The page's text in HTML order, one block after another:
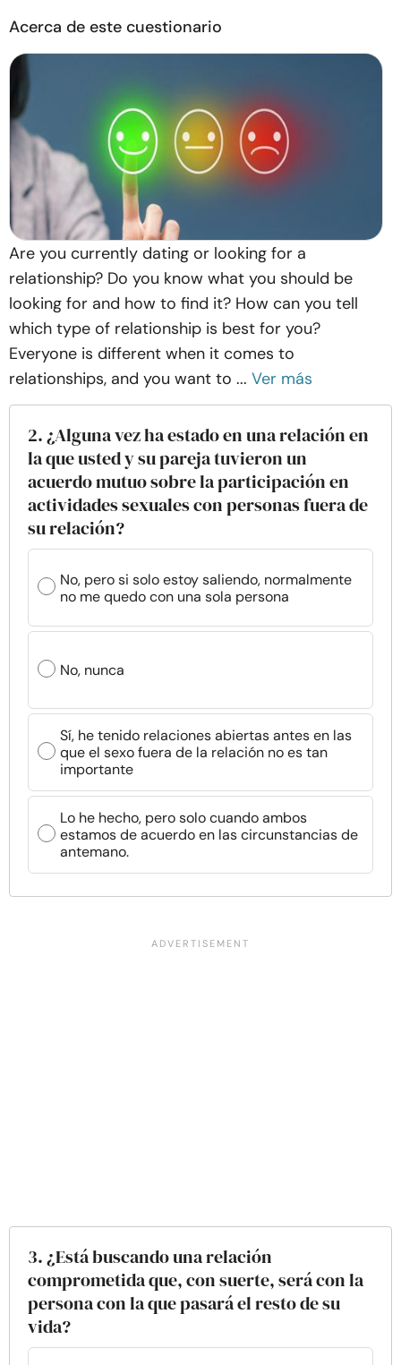
Acerca de este cuestionario
Are you currently dating or looking for a
relationship? Do you know what you should be
looking for and how to find it? How can you tell
which type of relationship is best for you?
Everyone is different when it comes to
relationships, and you want to ... Ver más
2. ¿Alguna vez ha estado en una relación en
la que usted y su pareja tuvieron un
acuerdo mutuo sobre la participación en
actividades sexuales con personas fuera de
su relación?
No, pero si solo estoy saliendo, normalmente
no me quedo con una sola persona
No, nunca
Sí, he tenido relaciones abiertas antes en las
que el sexo fuera de la relación no es tan
importante
Lo he hecho, pero solo cuando ambos
estamos de acuerdo en las circunstancias de
antemano.
3. ¿Está buscando una relación
comprometida que, con suerte, será con la
persona con la que pasará el resto de su
vida?